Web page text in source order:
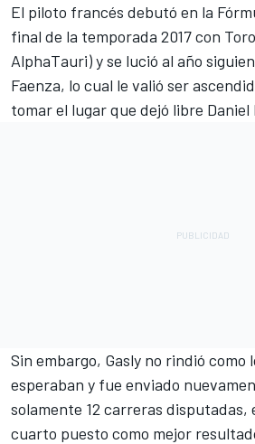
El piloto francés debutó en la
final de la temporada 2017 con
AlphaTauri) y se lució al año
Faenza, lo cual le valió ser
tomar el lugar que dejó libre Daniel
Sin embargo, Gasly no rindió como
esperaban y fue enviado
solamente 12 carreras disputadas,
cuarto puesto como mejor